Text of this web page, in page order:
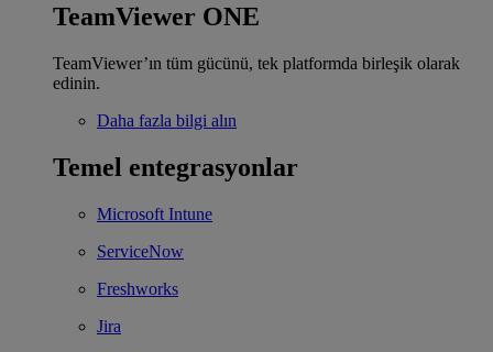
TeamViewer ONE
TeamViewer’ın tüm gücünü, tek platformda birleşik olarak
edinin.
Daha fazla bilgi alın
Temel entegrasyonlar
Microsoft Intune
ServiceNow
Freshworks
Jira